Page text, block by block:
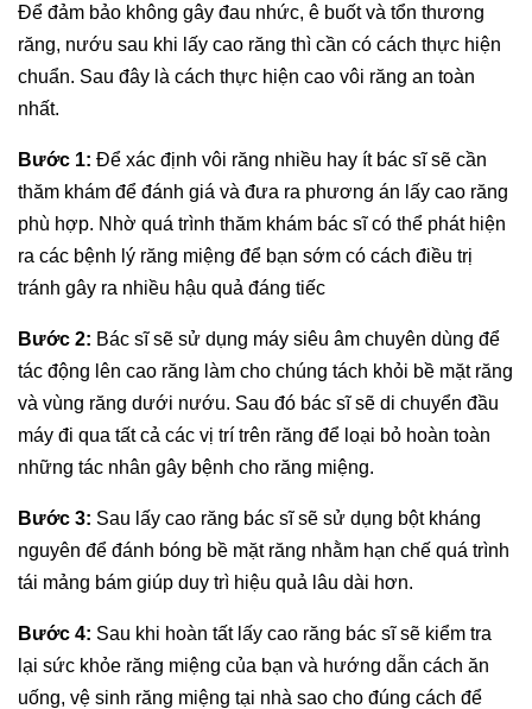
Để đảm bảo không gây đau nhức, ê buốt và tổn thương
răng, nướu sau khi lấy cao răng thì cần có cách thực hiện
chuẩn. Sau đây là cách thực hiện cao vôi răng an toàn
nhất.
Bước 1: Để xác định vôi răng nhiều hay ít bác sĩ sẽ cần
thăm khám để đánh giá và đưa ra phương án lấy cao răng
phù hợp. Nhờ quá trình thăm khám bác sĩ có thể phát hiện
ra các bệnh lý răng miệng để bạn sớm có cách điều trị
tránh gây ra nhiều hậu quả đáng tiếc
Bước 2: Bác sĩ sẽ sử dụng máy siêu âm chuyên dùng để
tác động lên cao răng làm cho chúng tách khỏi bề mặt răng
và vùng răng dưới nướu. Sau đó bác sĩ sẽ di chuyển đầu
máy đi qua tất cả các vị trí trên răng để loại bỏ hoàn toàn
những tác nhân gây bệnh cho răng miệng.
Bước 3: Sau lấy cao răng bác sĩ sẽ sử dụng bột kháng
nguyên để đánh bóng bề mặt răng nhằm hạn chế quá trình
tái mảng bám giúp duy trì hiệu quả lâu dài hơn.
Bước 4: Sau khi hoàn tất lấy cao răng bác sĩ sẽ kiểm tra
lại sức khỏe răng miệng của bạn và hướng dẫn cách ăn
uống, vệ sinh răng miệng tại nhà sao cho đúng cách để